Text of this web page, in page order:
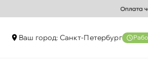
аш город: Санкт-Петербур